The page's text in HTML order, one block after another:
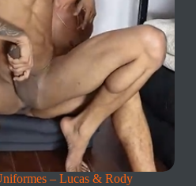
– Lucas & Rody